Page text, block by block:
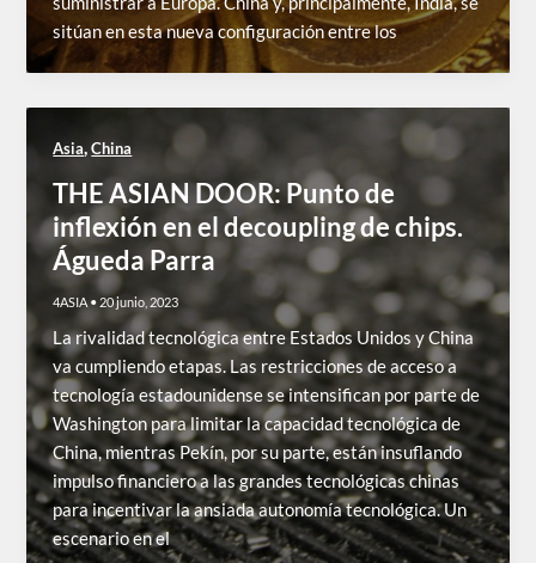
sitúan en esta nueva configuración entre los
Asia,China
THE ASIAN DOOR: Punto de
inflexión en el decoupling de chips.
Águeda Parra
4ASIA • 20 junio, 2023
La rivalidad tecnológica entre Estados Unidos y China
va cumpliendo etapas. Las restricciones de acceso a
tecnología estadounidense se intensifican por parte de
Washington para limitar la capacidad tecnológica de
China, mientras Pekín, por su parte, están insuflando
impulso financiero a las grandes tecnológicas chinas
para incentivar la ansiada autonomía tecnológica. Un
escenario en el